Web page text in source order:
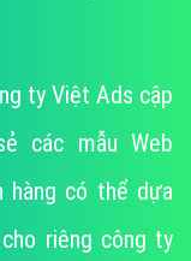
ty Việt Ads cập
các mẫu Web
hàng có thể dựa
riêng công ty